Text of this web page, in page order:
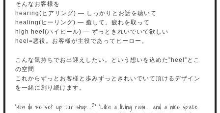
そんなお客様を
hearing(ヒアリング) ― しっかりとお話を聴いて
healing(ヒーリング) ― 癒して。疲れを取って
high heel(ハイヒール) ― ずっときれいでいて欲しい
heel=悪役。お客様が主役であってヒーロー。
こんな気持ちでお出迎えしたい。という想いを込めた”heel”とこ
の空間
これからずっとお客様と歩みずっときれいでいて頂けるデザイン
を一緒に創り続けます。
“How do we set up our shop...?” “Like a living room... and a nice space